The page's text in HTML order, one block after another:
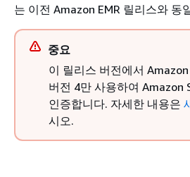
는 이전 Amazon EMR 릴리스와 동
중요
이 릴리스 버전에서 Amazon
버전 4만 사용하여 Amazon
인증합니다. 자세한 내용은
시오.